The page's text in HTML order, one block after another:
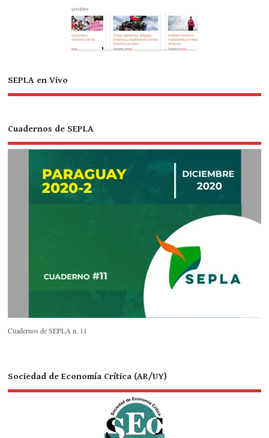
SEPLA en Vivo
Cuadernos de SEPLA
Cuadernos de SEPLA n. 11
Sociedad de Economía Crítica (AR/UY)